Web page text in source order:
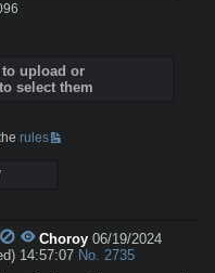
to upload or
select them
rules
Choroy 06/19/2024
14:57:07 No. 2735